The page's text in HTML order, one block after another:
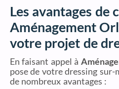
Les avantages de
Aménagement
votre projet de
En faisant appel à
pose de votre dressing sur-
de nombreux avantages :